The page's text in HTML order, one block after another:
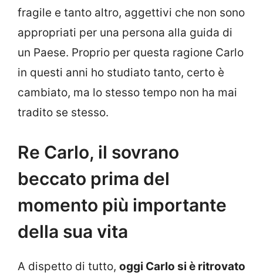
fragile e tanto altro, aggettivi che non sono
appropriati per una persona alla guida di
un Paese. Proprio per questa ragione Carlo
in questi anni ho studiato tanto, certo è
cambiato, ma lo stesso tempo non ha mai
tradito se stesso.
Re Carlo, il sovrano
beccato prima del
momento più importante
della sua vita
A dispetto di tutto, oggi Carlo si è ritrovato